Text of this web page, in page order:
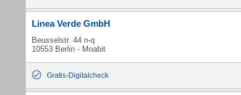
Linea Verde GmbH
Beusselstr. 44 n-q
10553 Berlin - Moabit
Gratis-Digitalcheck